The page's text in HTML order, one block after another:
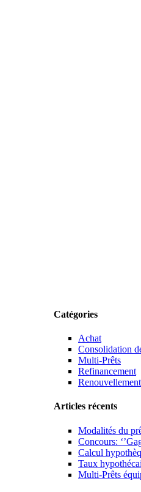
Catégories
Achat
Consolidation
Multi-Prêts
Refinancement
Articles récents
Modalités du
Concours:
Calcul
Taux
Multi-Prêts